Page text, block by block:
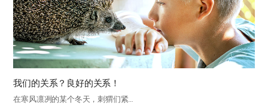
我们的关系？良好的关系！
在寒风凛冽的某个冬天，刺猬们紧…